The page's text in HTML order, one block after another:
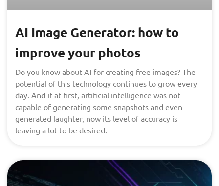
AI Image Generator: how to
improve your photos
Do you know about AI for creating free images? The
potential of this technology continues to grow every
day. And if at first, artificial intelligence was not
capable of generating some snapshots and even
generated laughter, now its level of accuracy is
leaving a lot to be desired.